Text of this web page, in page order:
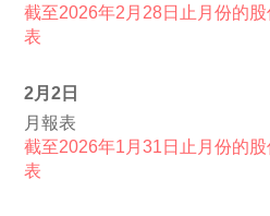
截至2026年2月28日止月份的
表
2月2日
月報表
截至2026年1月31日止月份的
表